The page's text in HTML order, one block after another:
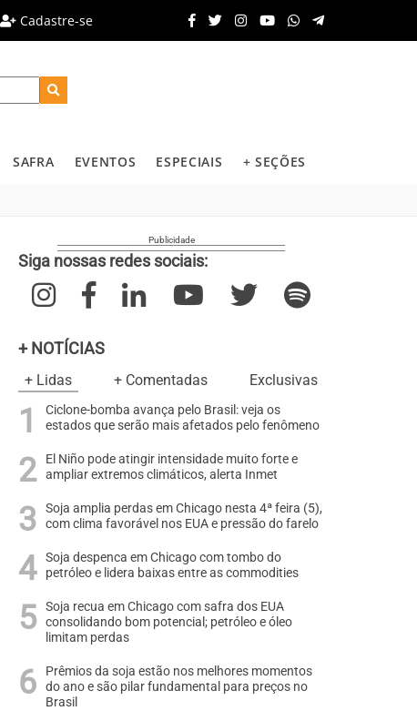
Cadastre-se
SAFRA EVENTOS ESPECIAIS + SEÇÕES
Siga nossas redes sociais:
+ NOTÍCIAS
+ Lidas + Comentadas Exclusivas
Ciclone-bomba avança pelo Brasil: veja os
estados que serão mais afetados pelo fenômeno
El Niño pode atingir intensidade muito forte e
ampliar extremos climáticos, alerta Inmet
Soja amplia perdas em Chicago nesta 4ª feira (5),
com clima favorável nos EUA e pressão do farelo
Soja despenca em Chicago com tombo do
petróleo e lidera baixas entre as commodities
Soja recua em Chicago com safra dos EUA
consolidando bom potencial; petróleo e óleo
limitam perdas
Prêmios da soja estão nos melhores momentos
do ano e são pilar fundamental para preços no
Brasil